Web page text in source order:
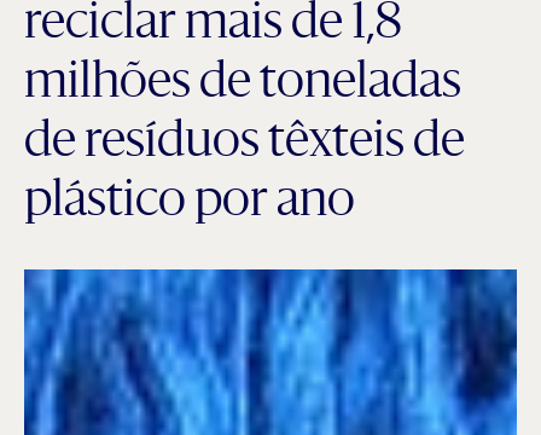
reciclar mais de 1,8
milhões de toneladas
de resíduos têxteis de
plástico por ano